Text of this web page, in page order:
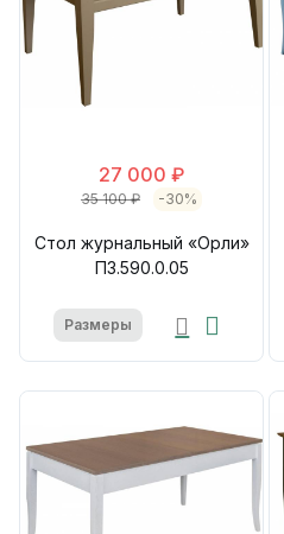
27 000 ₽
35 100 ₽ -30%
Стол журнальный «Орли»
П3.590.0.05
Размеры